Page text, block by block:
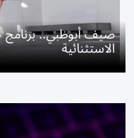
صيف أبوظبي.. برنامج
الاستثنائية